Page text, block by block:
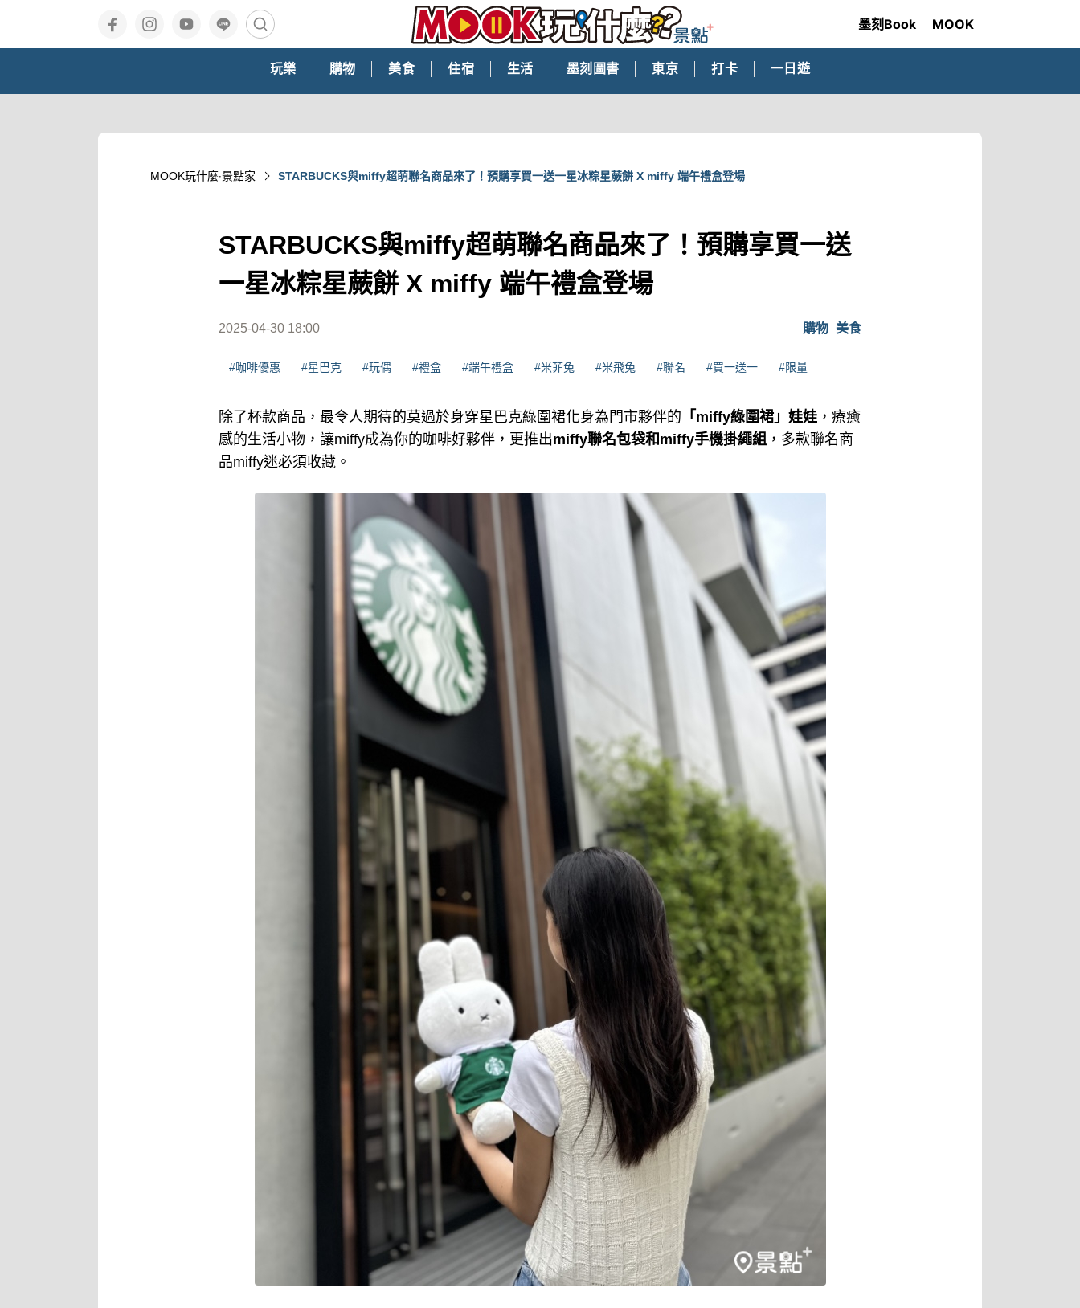
墨刻Book MOOK
玩樂 購物 美食 住宿 生活 墨刻圖書 東京 打卡 一日遊
MOOK玩什麼‧景點家 STARBUCKS與miffy超萌聯名商品來了！預購享買一送一星冰粽星蕨餅 X miffy 端午禮盒登場
STARBUCKS與miffy超萌聯名商品來了！預購享買一送
一星冰粽星蕨餅 X miffy 端午禮盒登場
2025-04-30 18:00 購物 美食
#咖啡優惠 #星巴克 #玩偶 #禮盒 #端午禮盒 #米菲兔 #米飛兔 #聯名 #買一送一 #限量
除了杯款商品，最令人期待的莫過於身穿星巴克綠圍裙化身為門市夥伴的 「miffy綠圍裙」娃娃 ，療癒
感的生活小物，讓miffy成為你的咖啡好夥伴，更推出miffy聯名包袋和miffy手機掛繩組 ，多款聯名商
品miffy迷必須收藏。